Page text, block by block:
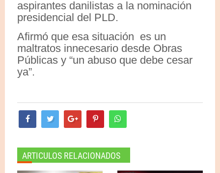
aspirantes danilistas a la nominación
presidencial del PLD.
Afirmó que esa situación es un
maltratos innecesario desde Obras
Públicas y “un abuso que debe cesar
ya”.
ARTICULOS RELACIONADOS